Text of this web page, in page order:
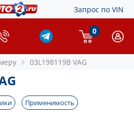
Запрос по VIN
0
03L198119B VAG
Применимость